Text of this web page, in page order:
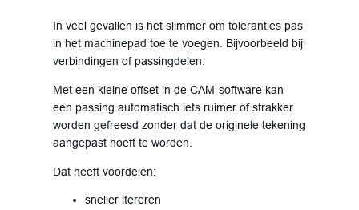
In veel gevallen is het slimmer om toleranties pas
in het machinepad toe te voegen. Bijvoorbeeld bij
verbindingen of passingdelen.
Met een kleine offset in de CAM-software kan
een passing automatisch iets ruimer of strakker
worden gefreesd zonder dat de originele tekening
aangepast hoeft te worden.
Dat heeft voordelen:
sneller itereren